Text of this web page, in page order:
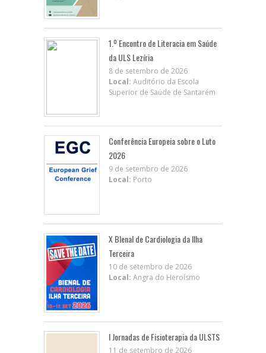
1.º Encontro de Literacia em Saúde
da ULS Lezíria
8 de setembro de 2026
Local: Auditório da Escola
Superior de Saúde de Santarém
Conferência Europeia sobre o Luto
2026
9 de setembro de 2026
Local: Porto
X BIenal de Cardiologia da Ilha
Terceira
10 de setembro de 2026
Local: Angra do Heroísmo
I Jornadas de Fisioterapia da ULSTS
11 de setembro de 2026